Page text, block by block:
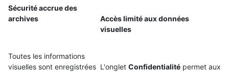
Sécurité accrue des
archives
Toutes les informations
visuelles sont enregistrées
Accès limité aux données
visuelles
L'onglet Confidentialité permet aux